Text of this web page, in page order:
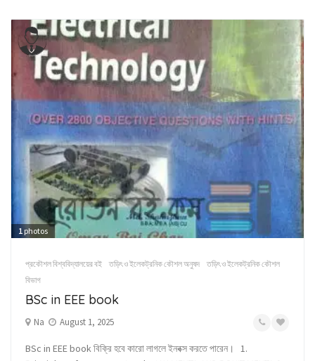
1 photos
প্রকৌশল বিশ্ববিদ্যালয়ের বই তড়িৎ ও ইলেকট্রনিক কৌশল অনুষদ
তড়িৎ ও ইলেকট্রনিক কৌশল
বিভাগ
BSc in EEE book
Na August 1, 2025
BSc in EEE book বিক্রি হবে কারো লাগলে ইনবক্স করতে পারেন। 1.